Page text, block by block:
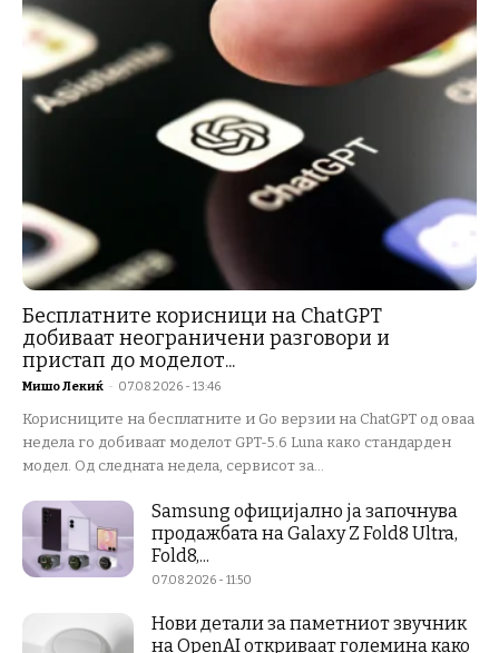
Бесплатните корисници на ChatGPT
добиваат неограничени разговори и
пристап до моделот...
Мишо Лекиќ - 07.08.2026 - 13:46
Корисниците на бесплатните и Go верзии на ChatGPT од оваа
недела го добиваат моделот GPT-5.6 Luna како стандарден
модел. Од следната недела, сервисот за...
Samsung официјално ја започнува
продажбата на Galaxy Z Fold8 Ultra,
Fold8,...
07.08.2026 - 11:50
Нови детали за паметниот звучник
на OpenAI откриваат големина како